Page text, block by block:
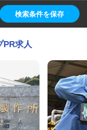
検索条件を保存
PR求人